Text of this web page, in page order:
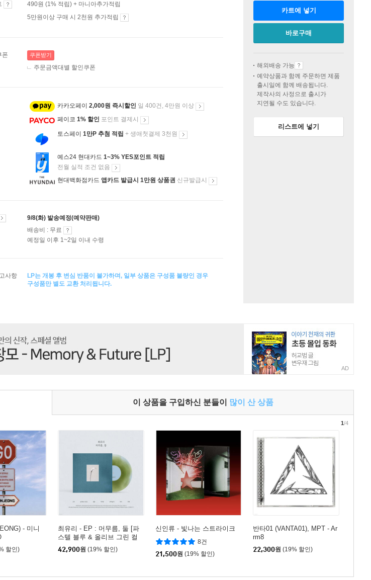
490원 (1% 적립) + 마니아추가적립
5만원이상 구매 시 2천원 추가적립
폰 쿠폰받기
주문금액대별 할인쿠폰
카카오페이 2,000원 즉시할인 일 400건, 4만원 이상
페이코 1% 할인 포인트 결제시
토스페이 1만P 추첨 적립 + 생애첫결제 3천원
예스24 현대카드 1~3% YES포인트 적립
전월 실적 조건 없음
현대백화점카드 앱카드 발급시 1만원 상품권 신규발급시
9/8(화) 발송예정(예약판매)
배송비 : 무료
예정일 이후 1~2일 이내 수령
사항
LP는 개봉 후 변심 반품이 불가하며, 일부 상품은 구성품 불량인 경우
구성품만 별도 교환 처리됩니다.
카트에 넣기
바로구매
해외배송 가능
예약상품과 함께 주문하면 제품
출시일에 함께 배송됩니다.
제작사의 사정으로 출시가
지연될 수도 있습니다.
리스트에 넣기
AD
이 상품을 구입하신 분들이 많이 산 상품
- 미니
할인)
최유리 - EP : 머무름, 둘 [파
스텔 블루 & 올리브 그린 컬
러 10인치 Vinyl]
42,900원 (19% 할인)
신인류 - 빛나는 스트라이크
8건
21,500원 (19% 할인)
반타01 (VANTA01), MPT - Ar
rm8
22,300원 (19% 할인)
1/4